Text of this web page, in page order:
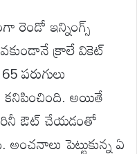
రెండో ఇన్నింగ్స్
క్రాలే వికెట్
పరుగులు
అయితే
ఔట్ చేయడంతో
పెట్టుకున్న ఏ